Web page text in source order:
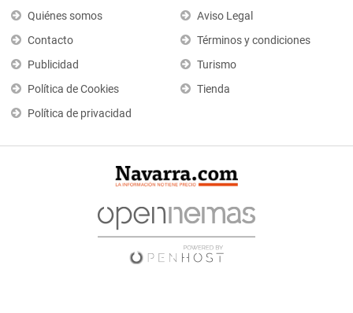
Quiénes somos
Contacto
Publicidad
Política de Cookies
Política de privacidad
Aviso Legal
Términos y condiciones
Turismo
Tienda